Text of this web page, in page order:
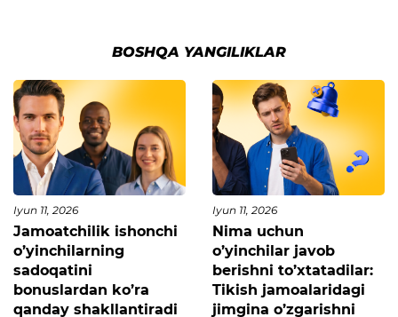
BOSHQA YANGILIKLAR
Iyun 11, 2026
Jamoatchilik ishonchi
o’yinchilarning
sadoqatini
bonuslardan ko’ra
qanday shakllantiradi
Iyun 11, 2026
Nima uchun
o’yinchilar javob
berishni to’xtatadilar:
Tikish jamoalaridagi
jimgina o’zgarishni